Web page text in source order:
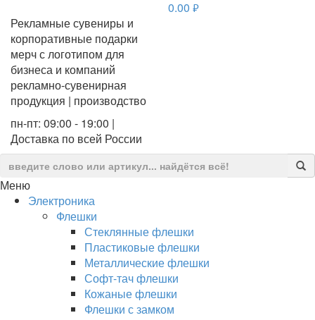
Рекламные сувениры и
корпоративные подарки
мерч с логотипом для
бизнеса и компаний
рекламно-сувенирная
продукция | производство
пн-пт: 09:00 - 19:00 |
Доставка по всей России
0.00 руб.
Меню
Электроника
Флешки
Стеклянные флешки
Пластиковые флешки
Металлические флешки
Софт-тач флешки
Кожаные флешки
Флешки с замком